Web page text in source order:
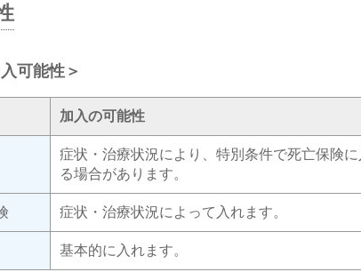
可能性＞
加入の可能性
症状・治療状況により、特別条件で死亡保険
る場合があります。
症状・治療状況によって入れます。
基本的に入れます。